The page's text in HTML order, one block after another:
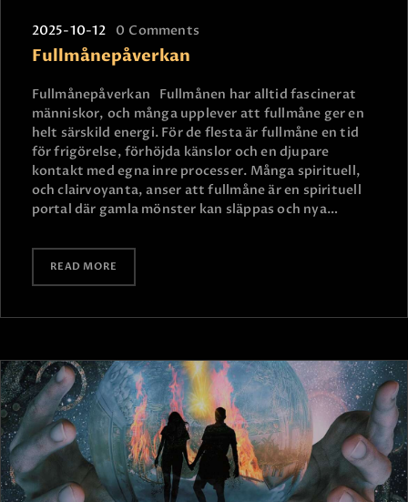
JOBBA SOM SPÅDAM
BETALNING
FAQ
KONTAKTA OSS
2025-10-12 0 Comments
Fullmånepåverkan
Fullmånepåverkan Fullmånen har alltid fascinerat
människor, och många upplever att fullmåne ger en
helt särskild energi. För de flesta är fullmåne en tid
för frigörelse, förhöjda känslor och en djupare
kontakt med egna inre processer. Många spirituell,
och clairvoyanta, anser att fullmåne är en spirituell
portal där gamla mönster kan släppas och nya…
READ MORE